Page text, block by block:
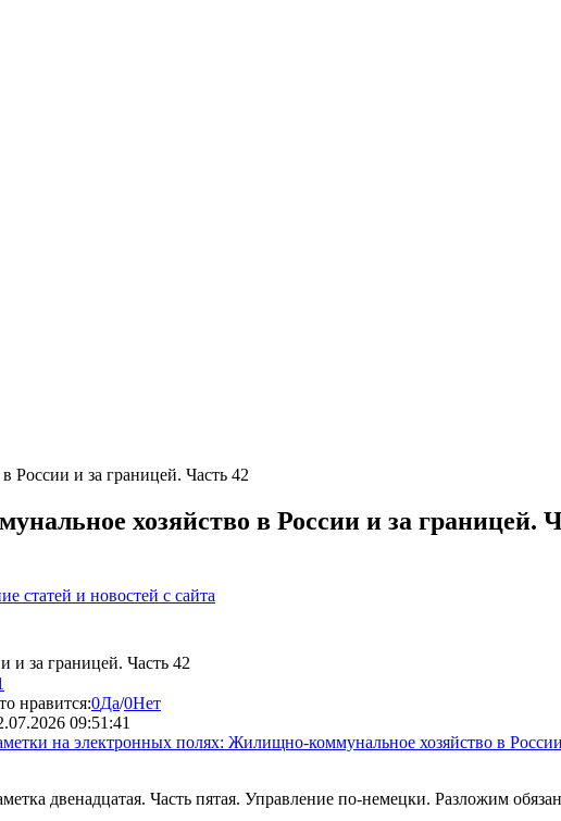
России и за границей. Часть 42
хозяйство в России и за границей.
статей и новостей с сайта
и за границей. Часть 42
нравится:0Да/0Нет
09:51:41
на электронных полях: Жилищно-коммунальное хозяйство в
двенадцатая. Часть пятая. Управление по-немецки. Разложим